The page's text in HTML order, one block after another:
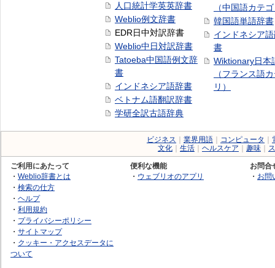
人口統計学英英辞書
Weblio例文辞書
EDR日中対訳辞書
Weblio中日対訳辞書
Tatoeba中国語例文辞
書
インドネシア語辞書
ベトナム語翻訳辞書
学研全訳古語辞典
（中国語カテ
韓国語単語辞書
インドネシア
書
Wiktionary日本
（フランス語
リ）
ビジネス 業界用語 コンピュータ
文化
生活 ヘルスケア 趣味
ご利用にあたって
・ Weblio辞書とは
・ 検索の仕方
・ ヘルプ
・ 利用規約
・ プライバシーポリシー
・ サイトマップ
・ クッキー・アクセスデータに
ついて
便利な機能
・ ウェブリオのアプリ
お問合
・ お問